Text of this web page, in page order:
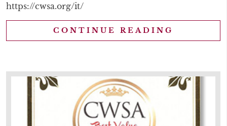
https://cwsa.org/it/
CONTINUE READING